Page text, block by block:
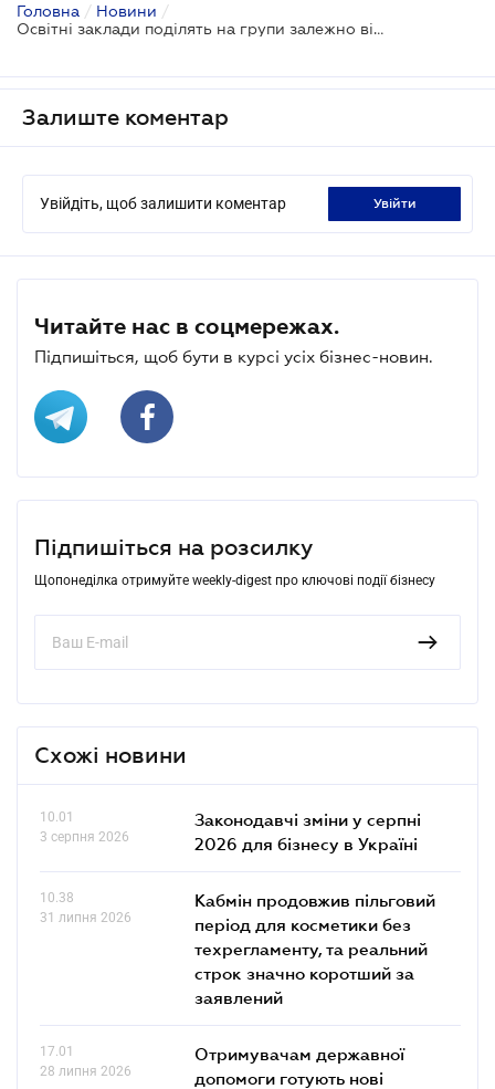
Головна / Новини /
Освітні заклади поділять на групи залежно від ступеня ризику
Залиште коментар
Увійдіть, щоб залишити коментар увійти
Читайте нас в соцмережах.
Підпишіться, щоб бути в курсі усіх бізнес-новин.
Підпишіться на розсилку
Щопонеділка отримуйте weekly-digest про ключові події бізнесу
Схожі новини
10.01
3 серпня 2026
Законодавчі зміни у серпні
2026 для бізнесу в Україні
10.38
31 липня 2026
Кабмін продовжив пільговий
період для косметики без
техрегламенту, та реальний
строк значно коротший за
заявлений
17.01
28 липня 2026
Отримувачам державної
допомоги готують нові